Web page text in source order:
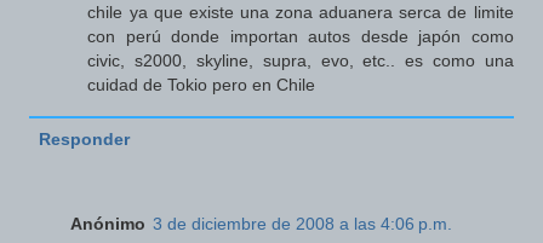
chile ya que existe una zona aduanera serca de limite
con perú donde importan autos desde japón como
civic, s2000, skyline, supra, evo, etc.. es como una
cuidad de Tokio pero en Chile
Responder
Anónimo 3 de diciembre de 2008 a las 4:06 p.m.